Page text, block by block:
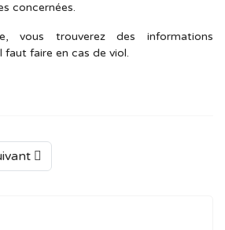
concernées.
vous trouverez des informations
faire en cas de viol.